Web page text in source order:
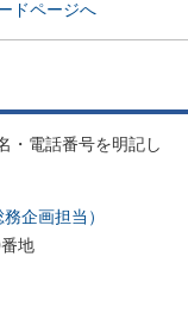
ドページへ
・電話番号を明記し
企画担当）
地